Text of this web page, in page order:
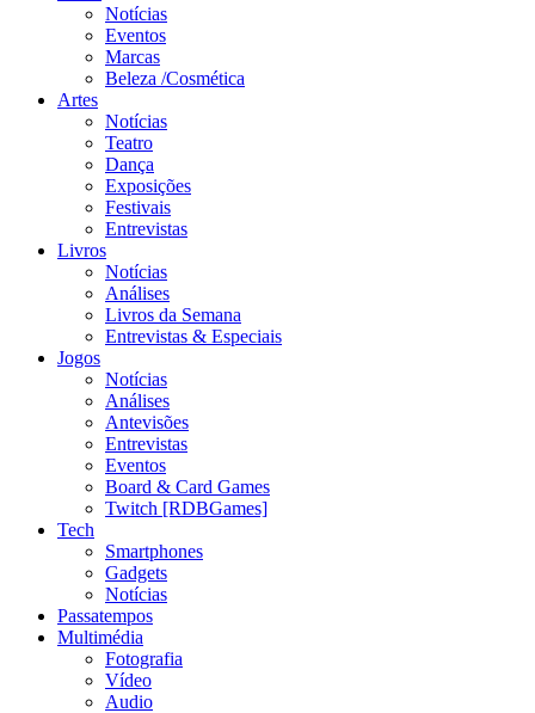
Notícias
Eventos
Marcas
Beleza /Cosmética
Artes
Notícias
Teatro
Dança
Exposições
Festivais
Entrevistas
Livros
Notícias
Análises
Livros da Semana
Entrevistas & Especiais
Jogos
Notícias
Análises
Antevisões
Entrevistas
Eventos
Board & Card Games
Twitch [RDBGames]
Tech
Smartphones
Gadgets
Notícias
Passatempos
Multimédia
Fotografia
Vídeo
Audio